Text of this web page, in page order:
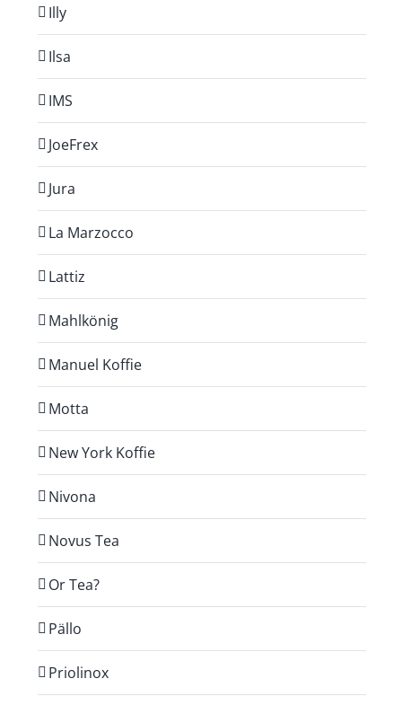
Illy
Ilsa
IMS
JoeFrex
Jura
La Marzocco
Lattiz
Mahlkönig
Manuel Koffie
Motta
New York Koffie
Nivona
Novus Tea
Or Tea?
Pällo
Priolinox